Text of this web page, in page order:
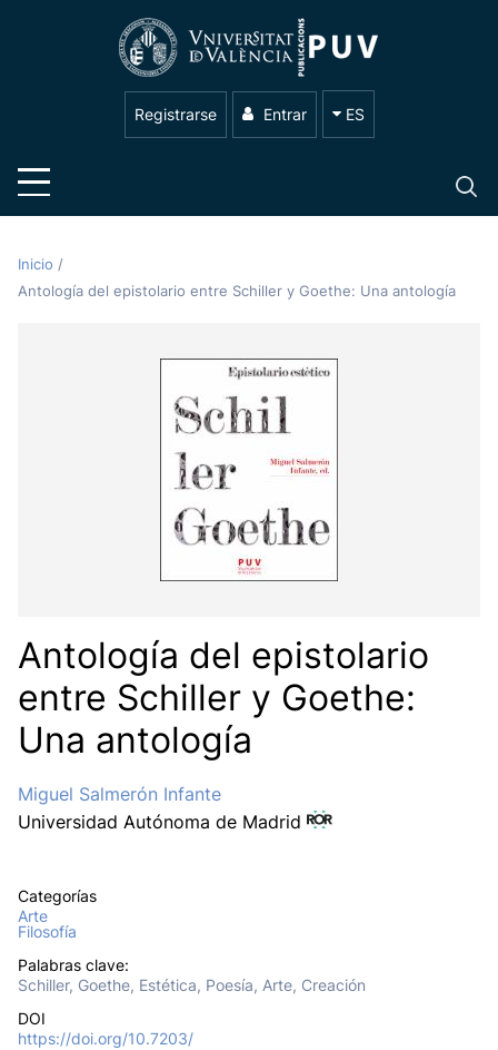
Registrarse Entrar ES
Inicio /
Antología del epistolario entre Schiller y Goethe: Una antología
Antología del epistolario
entre Schiller y Goethe:
Una antología
Miguel Salmerón Infante
Universidad Autónoma de Madrid
Categorías
Arte
Filosofía
Palabras clave:
Schiller, Goethe, Estética, Poesía, Arte, Creación
DOI
https://doi.org/10.7203/